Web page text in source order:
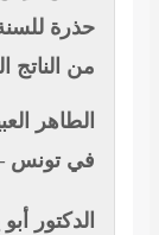
من الناتج
الطاهر
في تونس –
الدكتور